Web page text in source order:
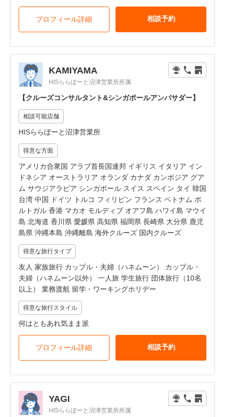
プロフィール詳細 相談予約
KAMIYAMA
HISららぽーと沼津営業所所属
【クルーズコンサルタント&シンガポールアンバサダー】
相談可能店舗
HISららぽーと沼津営業所
得意な方面
アメリカ合衆国 アラブ首長国連邦 イギリス イタリア イン
ドネシア オーストラリア オランダ カナダ カンボジア グア
ム サウジアラビア シンガポール スイス スペイン タイ 韓国
台湾 中国 ドイツ トルコ フィリピン フランス ベトナム ポ
ルトガル 香港 マカオ モルディブ オアフ島 ハワイ島 マウイ
島 北海道 香川県 愛媛県 高知県 福岡県 長崎県 大分県 鹿児
島県 沖縄本島 沖縄離島 海外クルーズ 国内クルーズ
得意な旅行タイプ
友人 家族旅行 カップル・夫婦（ハネムーン） カップル・
夫婦（ハネムーン以外） 一人旅 学生旅行 団体旅行（10名
以上） 業務渡航 留学・ワーキングホリデー
得意な旅行スタイル
何はともあれ気まま派
プロフィール詳細 相談予約
YAGI
HISららぽーと沼津営業所所属